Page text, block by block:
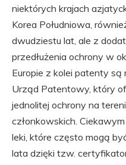
niektórych krajach
Korea Południowa,
dwudziestu lat, ale z
przedłużenia ochrony w
Europie z kolei patenty są
Urząd Patentowy, który
jednolitej ochrony na
członkowskich.
leki, które często mogą
lata dzięki tzw.